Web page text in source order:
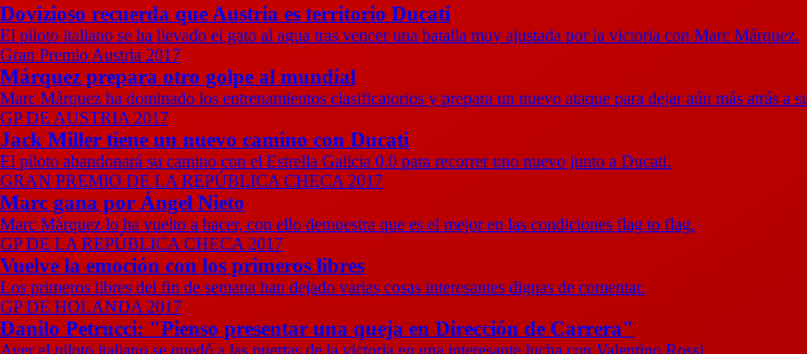
Dovizioso recuerda que Austria es territorio Ducati
El piloto italiano se ha llevado el gato al agua tras vencer una batalla muy ajustada por la victoria con Marc Márquez.
Gran Premio Austria 2017
Márquez prepara otro golpe al mundial
Marc Márquez ha dominado los entrenamientos clasificatorios y prepara un nuevo ataque para dejar aún más atrás a
GP DE AUSTRIA 2017
Jack Miller tiene un nuevo camino con Ducati
El piloto abandonará su camino con el Estrella Galicia 0.0 para recorrer uno nuevo junto a Ducati.
GRAN PREMIO DE LA REPÚBLICA CHECA 2017
Marc gana por Ángel Nieto
Marc Márquez lo ha vuelto a hacer, con ello demuestra que es el mejor en las condiciones flag to flag.
GP DE LA REPÚBLICA CHECA 2017
Vuelve la emoción con los primeros libres
Los primeros libres del fin de semana han dejado varias cosas interesantes dignas de comentar.
GP DE HOLANDA 2017
Danilo Petrucci: "Pienso presentar una queja en Dirección de Carrera"
Ayer el piloto italiano se quedó a las puertas de la victoria en una interesante lucha con Valentino Rossi.